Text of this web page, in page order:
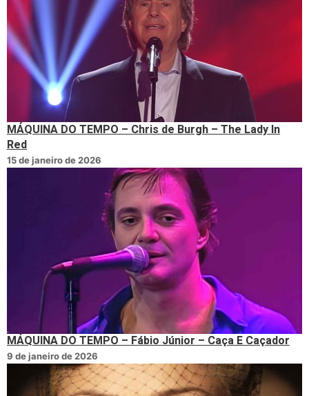
MÁQUINA DO TEMPO – Chris de Burgh – The Lady In
Red
15 de janeiro de 2026
MÁQUINA DO TEMPO – Fábio Júnior – Caça E Caçador
9 de janeiro de 2026